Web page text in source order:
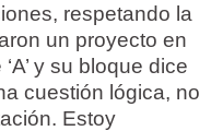
respetando la
un proyecto en
y su bloque dice
cuestión lógica, no
Estoy